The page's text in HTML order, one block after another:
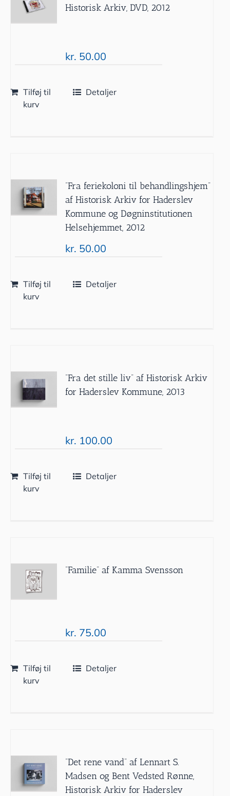
Historisk Arkiv, DVD, 2012
kr. 50.00
Tilføj til
kurv
Detaljer
”Fra feriekoloni til behandlingshjem”
af Historisk Arkiv for Haderslev
Kommune og Døgninstitutionen
Helsehjemmet, 2012
kr. 50.00
Tilføj til
kurv
Detaljer
”Fra det stille liv” af Historisk Arkiv
for Haderslev Kommune, 2013
kr. 100.00
Tilføj til
kurv
Detaljer
”Familie” af Kamma Svensson
kr. 75.00
Tilføj til
kurv
Detaljer
”Det rene vand” af Lennart S.
Madsen og Bent Vedsted Rønne,
Historisk Arkiv for Haderslev